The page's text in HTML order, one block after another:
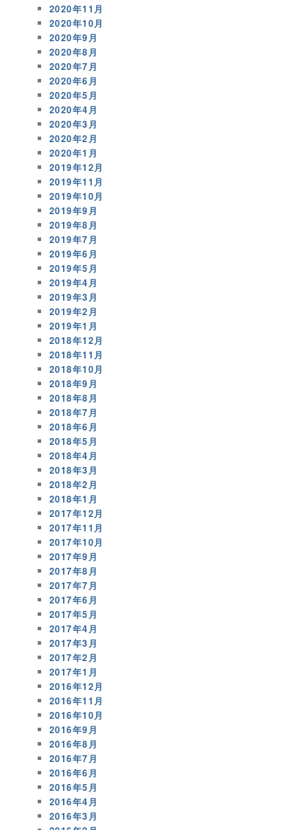
2020年11月
2020年10月
2020年9月
2020年8月
2020年7月
2020年6月
2020年5月
2020年4月
2020年3月
2020年2月
2020年1月
2019年12月
2019年11月
2019年10月
2019年9月
2019年8月
2019年7月
2019年6月
2019年5月
2019年4月
2019年3月
2019年2月
2019年1月
2018年12月
2018年11月
2018年10月
2018年9月
2018年8月
2018年7月
2018年6月
2018年5月
2018年4月
2018年3月
2018年2月
2018年1月
2017年12月
2017年11月
2017年10月
2017年9月
2017年8月
2017年7月
2017年6月
2017年5月
2017年4月
2017年3月
2017年2月
2017年1月
2016年12月
2016年11月
2016年10月
2016年9月
2016年8月
2016年7月
2016年6月
2016年5月
2016年4月
2016年3月